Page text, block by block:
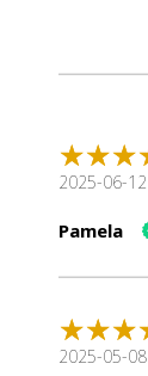
2025-06-12
Pamela
2025-05-08